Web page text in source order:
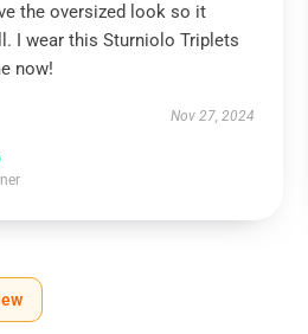
the oversized look so it
I wear this Sturniolo Triplets
now!
Nov 27, 2024